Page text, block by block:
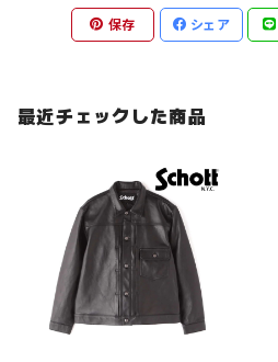
保存 シェア
最近チェックした商品